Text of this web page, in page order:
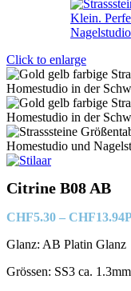
Click to enlarge
Citrine B08 AB
CHF5.30 – CHF13.94
Glanz: AB Platin Glanz
Grössen: SS3 ca.